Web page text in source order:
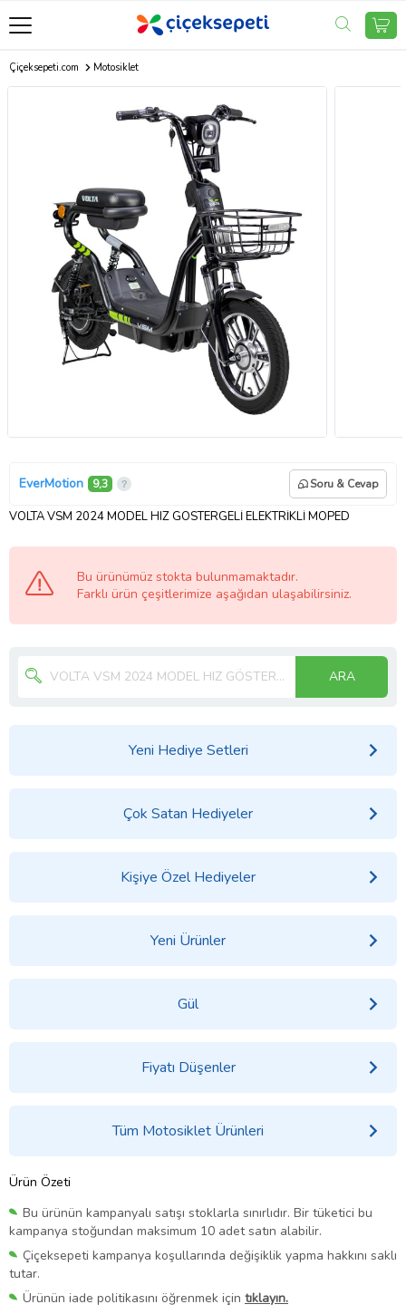
Çiçeksepeti.com Motosiklet
EverMotion 9,3 Soru & Cevap
VOLTA VSM 2024 MODEL HIZ GÖSTERGELİ ELEKTRİKLİ MOPED
Bu ürünümüz stokta bulunmamaktadır.
Farklı ürün çeşitlerimize aşağıdan ulaşabilirsiniz.
ARA
Yeni Hediye Setleri
Çok Satan Hediyeler
Kişiye Özel Hediyeler
Yeni Ürünler
Gül
Fiyatı Düşenler
Tüm Motosiklet Ürünleri
Ürün Özeti
Bu ürünün kampanyalı satışı stoklarla sınırlıdır. Bir tüketici bu
kampanya stoğundan maksimum 10 adet satın alabilir.
Çiçeksepeti kampanya koşullarında değişiklik yapma hakkını saklı
tutar.
Ürünün iade politikasını öğrenmek için tıklayın.